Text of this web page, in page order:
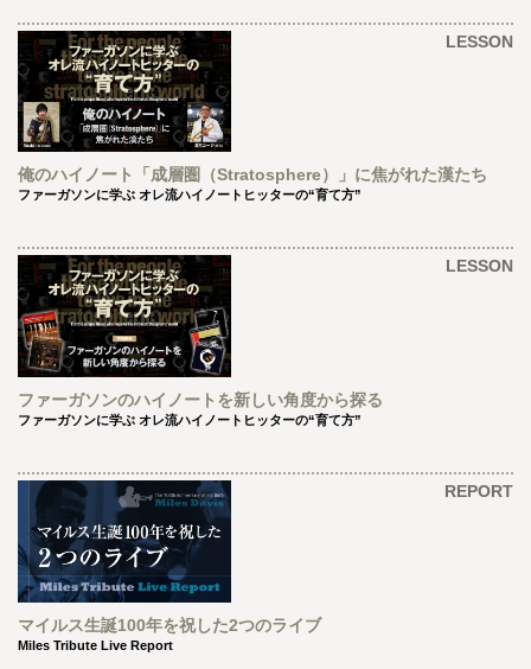
LESSON
俺のハイノート「成層圏（Stratosphere）」に焦がれた漢たち
ファーガソンに学ぶ オレ流ハイノートヒッターの“育て方”
LESSON
ファーガソンのハイノートを新しい角度から探る
ファーガソンに学ぶ オレ流ハイノートヒッターの“育て方”
REPORT
マイルス生誕100年を祝した2つのライブ
Miles Tribute Live Report